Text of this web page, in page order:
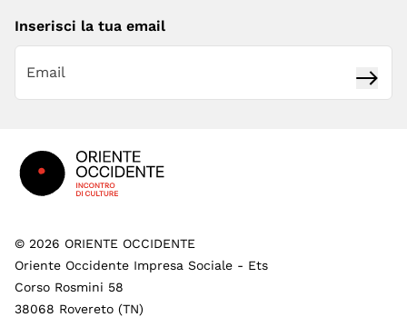
Inserisci la tua email
© 2026 ORIENTE OCCIDENTE
Oriente Occidente Impresa Sociale - Ets
Corso Rosmini 58
38068 Rovereto (TN)